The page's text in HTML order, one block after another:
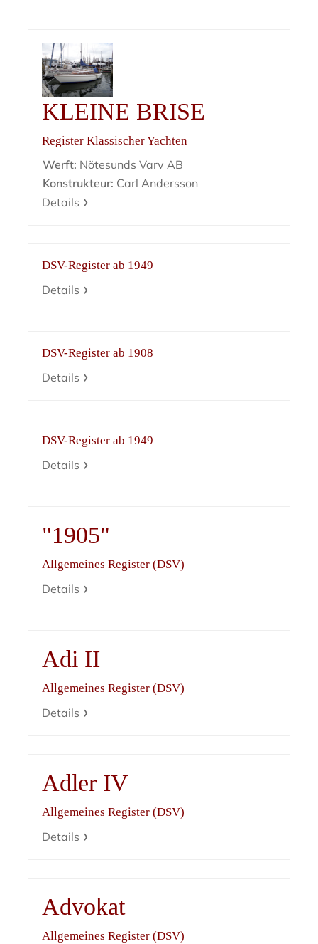
KLEINE BRISE
Register Klassischer Yachten
Werft: Nötesunds Varv AB
Konstrukteur: Carl Andersson
Details
DSV-Register ab 1949
Details
DSV-Register ab 1908
Details
DSV-Register ab 1949
Details
"1905"
Allgemeines Register (DSV)
Details
Adi II
Allgemeines Register (DSV)
Details
Adler IV
Allgemeines Register (DSV)
Details
Advokat
Allgemeines Register (DSV)